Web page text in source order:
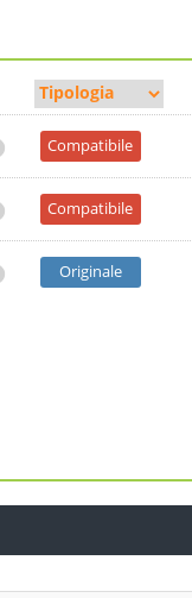
Compatibile
Compatibile
Originale